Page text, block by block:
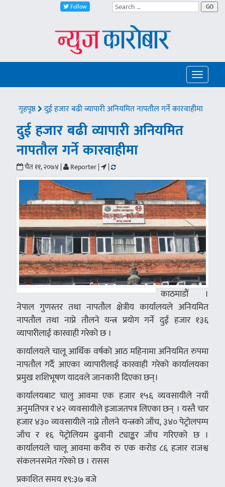
Follow GO
Toggle
गृहपृष्ठ दुई हजार बढी व्यापारी अनियमित नापतौल गर्ने कारवाहीमा
दुई हजार बढी व्यापारी अनियमित
नापतौल गर्ने कारवाहीमा
चैत ११, २०७४ | Reporter | |
काठमाडौं ।
नेपाल गुणस्तर तथा नापतौल क्षेत्रीय कार्यालयले अनियमित
नापतौल तथा नाप्ने तौलने यन्त्र प्रयोग गर्ने दुई हजार १३६
व्यापारीलाई कारवाही गरेको छ ।
कार्यालयले चालू आर्थिक वर्षको आठ महिनामा अनियमित रुपमा
नापतौल गर्दै आएका व्यापारीलाई कारवाही गरेको कार्यालयका
प्रमुख शशिभूषण यादवले जानकारी दिएका छन्।
कार्यालयबाट चालु आवमा एक हजार १५६ व्यवसायीले नयाँ
अनुमतिपत्र र ४२ व्यवसायीले इजाजतपत्र लिएका छन् । यस्तै चार
हजार ४३० व्यवसायीले नाप्ने तौलने यन्त्रको जाँच, ३४० पेट्रोलपम्प
जाँच र १६ पेट्रोलियम ढुवानी ट्याङ्कर जाँच गरिएको छ ।
कार्यालयले चालू आवमा करीव रु एक करोड ८६ हजार राजश्व
संकलनसमेत गरेको छ । रासस
प्रकाशित समय १९:३७ बजे